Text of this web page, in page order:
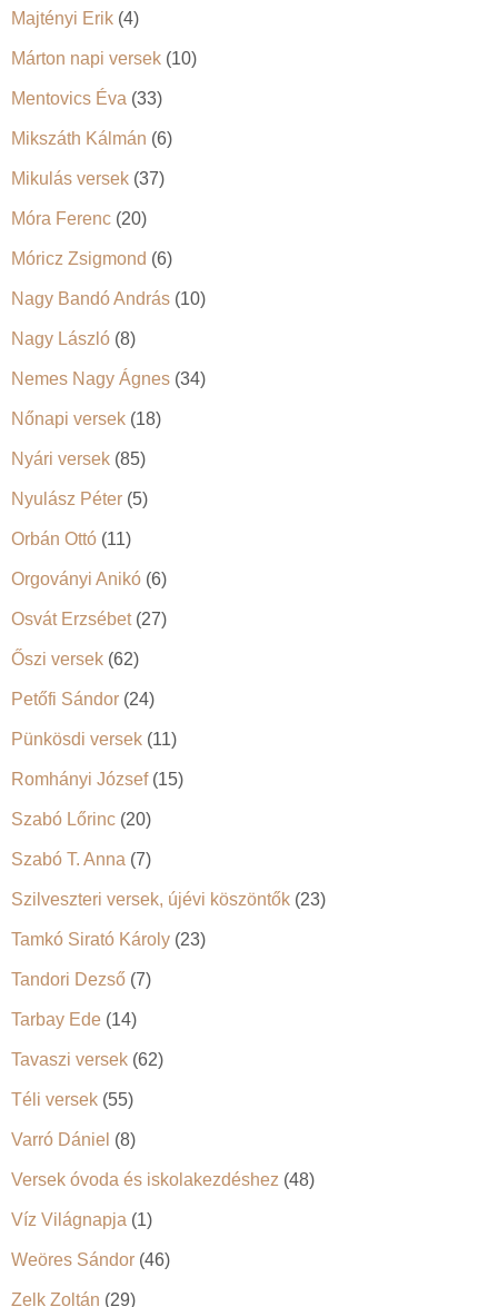
Majtényi Erik (4)
Márton napi versek (10)
Mentovics Éva (33)
Mikszáth Kálmán (6)
Mikulás versek (37)
Móra Ferenc (20)
Móricz Zsigmond (6)
Nagy Bandó András (10)
Nagy László (8)
Nemes Nagy Ágnes (34)
Nőnapi versek (18)
Nyári versek (85)
Nyulász Péter (5)
Orbán Ottó (11)
Orgoványi Anikó (6)
Osvát Erzsébet(27)
Őszi versek (62)
Petőfi Sándor (24)
Pünkösdi versek (11)
Romhányi József(15)
Szabó Lőrinc (20)
Szabó T. Anna (7)
Szilveszteri versek, újévi köszöntők (23)
Tamkó Sirató Károly (23)
Tandori Dezső (7)
Tarbay Ede (14)
Tavaszi versek (62)
Téli versek (55)
Varró Dániel (8)
Versek óvoda és iskolakezdéshez (48)
Víz Világnapja (1)
Weöres Sándor (46)
Zelk Zoltán (29)